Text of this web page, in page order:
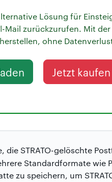
Lösung für
zurückzurufen. Mit
ohne
Jetzt kaufen
die STRATO-gelöschte
Standardformate wie
zu speichern, um